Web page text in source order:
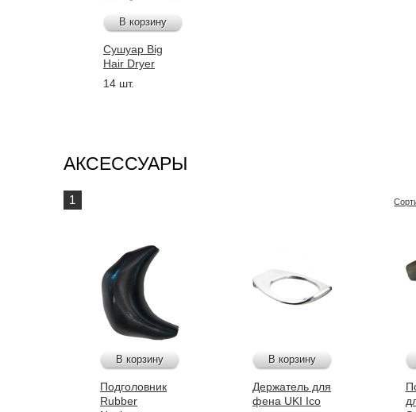
В корзину
Сушуар Big
Hair Dryer
14 шт.
АКСЕССУАРЫ
1
В корзину
Подголовник
Rubber
В корзину
Держатель для
фена UKI Ico